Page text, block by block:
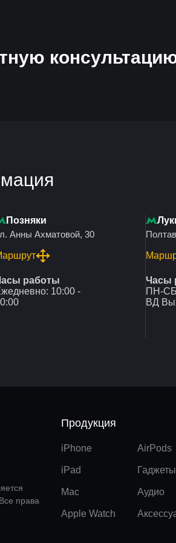
Позняки
Анны Ахматовой, 30
работы
10:00 -
Часы
ПН-
ВД
права
Продукция
iPhone
iPad
Mac
Apple Watch
AirPods
Гаджеты
Аудио